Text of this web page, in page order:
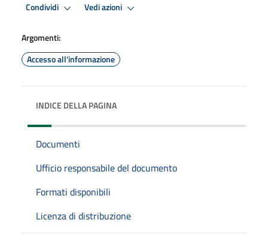
Condividi Vedi azioni
Argomenti:
Accesso all'informazione
INDICE DELLA PAGINA
Documenti
Ufficio responsabile del documento
Formati disponibili
Licenza di distribuzione